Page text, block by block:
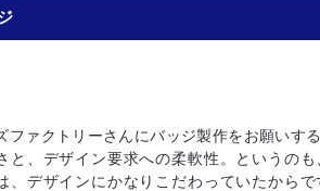
ファクトリーさんにバッジ製作をお願いす
と、デザイン要求への柔軟性。というの
、デザインにかなりこだわっていたから